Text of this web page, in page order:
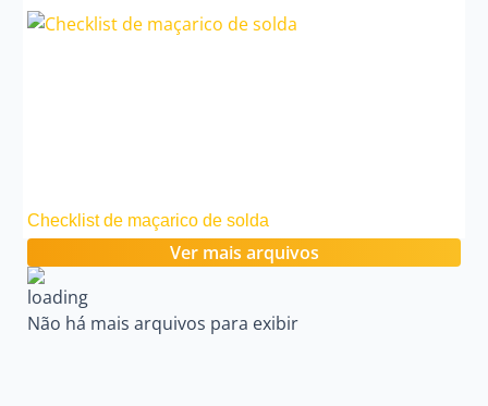
Checklist de maçarico de solda
Ver mais arquivos
Não há mais arquivos para exibir